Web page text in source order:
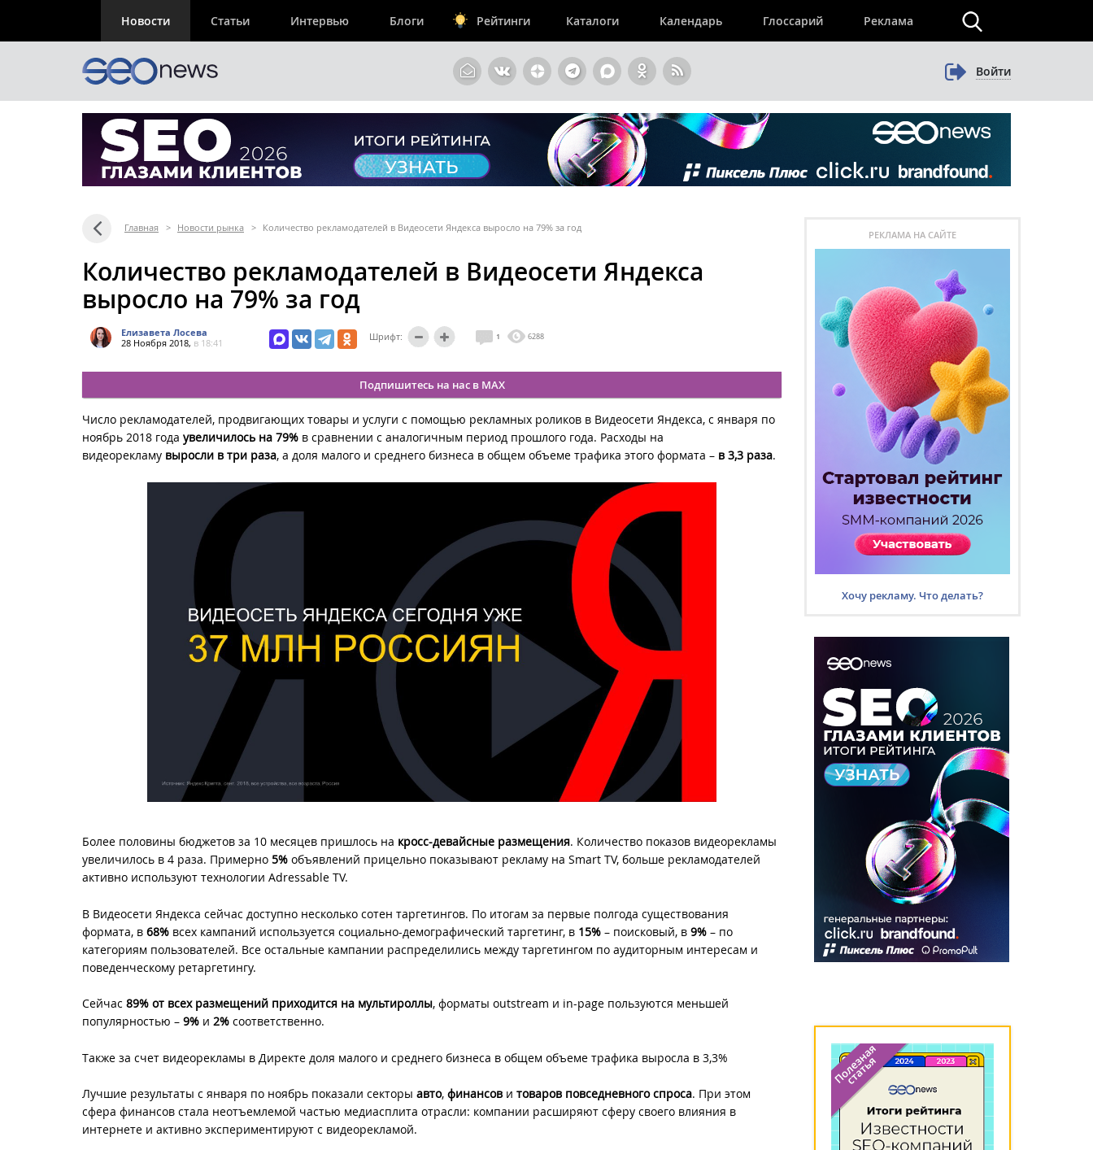
Новости Статьи Интервью Блоги Рейтинги Каталоги Календарь Глоссарий Реклама
Войти
Главная > Новости рынка > Количество рекламодателей в Видеосети Яндекса выросло на 79% за год
Количество рекламодателей в Видеосети Яндекса
выросло на 79% за год
Елизавета Лосева
28 Ноября 2018, в 18:41
Шрифт: 1 6288
Подпишитесь на нас в MAX
Число рекламодателей, продвигающих товары и услуги с помощью рекламных роликов в Видеосети Яндекса, с января по
ноябрь 2018 года увеличилось на 79% в сравнении с аналогичным период прошлого года. Расходы на
видеорекламу выросли в три раза, а доля малого и среднего бизнеса в общем объеме трафика этого формата – в 3,3 раза.
Более половины бюджетов за 10 месяцев пришлось на кросс-девайсные размещения. Количество показов видеорекламы
увеличилось в 4 раза. Примерно 5% объявлений прицельно показывают рекламу на Smart TV, больше рекламодателей
активно используют технологии Adressable TV.
В Видеосети Яндекса сейчас доступно несколько сотен таргетингов. По итогам за первые полгода существования
формата, в 68% всех кампаний используется социально-демографический таргетинг, в 15% – поисковый, в 9% – по
категориям пользователей. Все остальные кампании распределились между таргетингом по аудиторным интересам и
поведенческому ретаргетингу.
Сейчас 89% от всех размещений приходится на мультироллы, форматы outstream и in-page пользуются меньшей
популярностью – 9% и 2% соответственно.
Также за счет видеорекламы в Директе доля малого и среднего бизнеса в общем объеме трафика выросла в 3,3%
Лучшие результаты с января по ноябрь показали секторы авто, финансов и товаров повседневного спроса. При этом
сфера финансов стала неотъемлемой частью медиасплита отрасли: компании расширяют сферу своего влияния в
интернете и активно экспериментируют с видеорекламой.
РЕКЛАМА НА САЙТЕ
Хочу рекламу. Что делать?